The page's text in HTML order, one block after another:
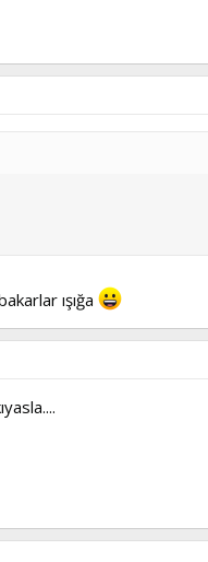
ışığa